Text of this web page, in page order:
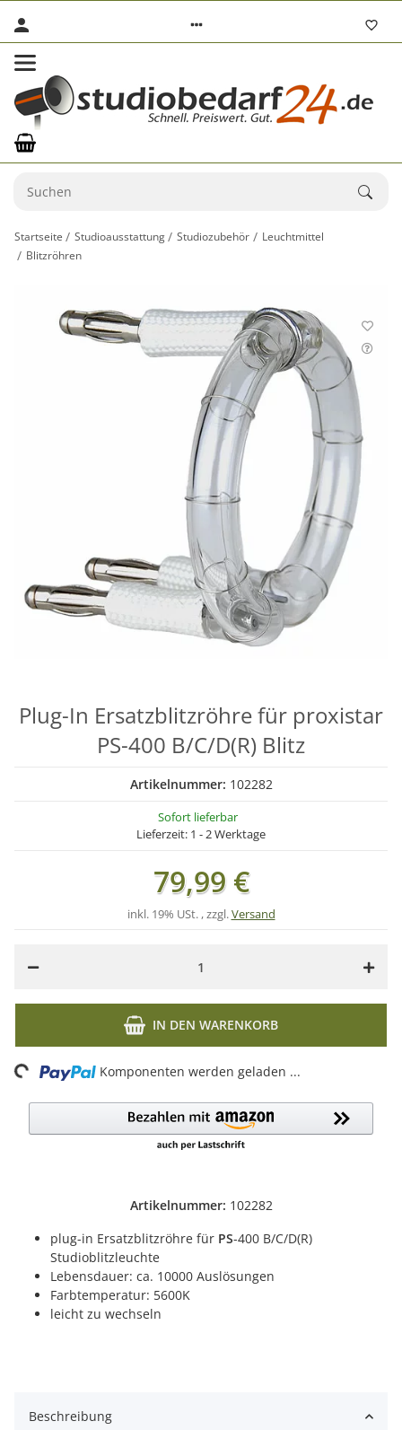
Startseite Studioausstattung Studiozubehör
Leuchtmittel
Blitzröhren
Artikelnummer: 102282
plug-in Ersatzblitzröhre für PS-400 B/C/D(R)
Studioblitzleuchte
Lebensdauer: ca. 10000 Auslösungen
Farbtemperatur: 5600K
leicht zu wechseln
Plug-In Ersatzblitzröhre für proxistar
PS-400 B/C/D(R) Blitz
Artikelnummer: 102282
Sofort lieferbar
Lieferzeit: 1 - 2 Werktage
79,99 €
inkl. 19% USt. , zzgl.Versand
IN DEN WARENKORB
Loading... Komponenten werden geladen ...
Beschreibung